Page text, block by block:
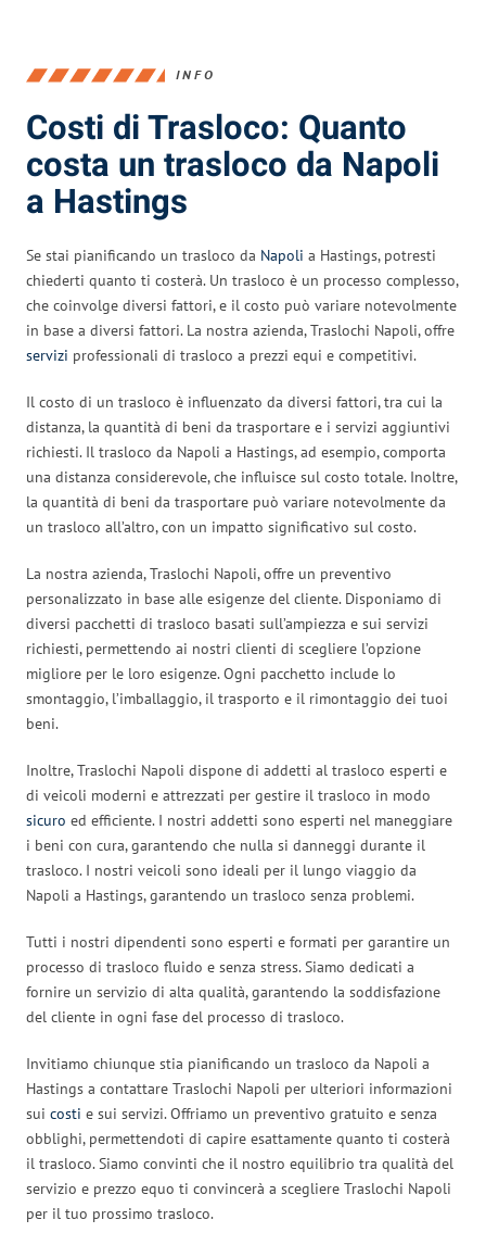
INFO
Costi di Trasloco: Quanto
costa un trasloco da Napoli
a Hastings
Se stai pianificando un trasloco da Napoli a Hastings, potresti
chiederti quanto ti costerà. Un trasloco è un processo complesso,
che coinvolge diversi fattori, e il costo può variare notevolmente
in base a diversi fattori. La nostra azienda, Traslochi Napoli, offre
servizi professionali di trasloco a prezzi equi e competitivi.
Il costo di un trasloco è influenzato da diversi fattori, tra cui la
distanza, la quantità di beni da trasportare e i servizi aggiuntivi
richiesti. Il trasloco da Napoli a Hastings, ad esempio, comporta
una distanza considerevole, che influisce sul costo totale. Inoltre,
la quantità di beni da trasportare può variare notevolmente da
un trasloco all’altro, con un impatto significativo sul costo.
La nostra azienda, Traslochi Napoli, offre un preventivo
personalizzato in base alle esigenze del cliente. Disponiamo di
diversi pacchetti di trasloco basati sull’ampiezza e sui servizi
richiesti, permettendo ai nostri clienti di scegliere l’opzione
migliore per le loro esigenze. Ogni pacchetto include lo
smontaggio, l’imballaggio, il trasporto e il rimontaggio dei tuoi
beni.
Inoltre, Traslochi Napoli dispone di addetti al trasloco esperti e
di veicoli moderni e attrezzati per gestire il trasloco in modo
sicuro ed efficiente. I nostri addetti sono esperti nel maneggiare
i beni con cura, garantendo che nulla si danneggi durante il
trasloco. I nostri veicoli sono ideali per il lungo viaggio da
Napoli a Hastings, garantendo un trasloco senza problemi.
Tutti i nostri dipendenti sono esperti e formati per garantire un
processo di trasloco fluido e senza stress. Siamo dedicati a
fornire un servizio di alta qualità, garantendo la soddisfazione
del cliente in ogni fase del processo di trasloco.
Invitiamo chiunque stia pianificando un trasloco da Napoli a
Hastings a contattare Traslochi Napoli per ulteriori informazioni
sui costi e sui servizi. Offriamo un preventivo gratuito e senza
obblighi, permettendoti di capire esattamente quanto ti costerà
il trasloco. Siamo convinti che il nostro equilibrio tra qualità del
servizio e prezzo equo ti convincerà a scegliere Traslochi Napoli
per il tuo prossimo trasloco.